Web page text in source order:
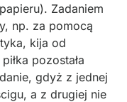
Zadaniem
np. za pomocą
kija od
pozostała
gdyż z jednej
a z drugiej nie